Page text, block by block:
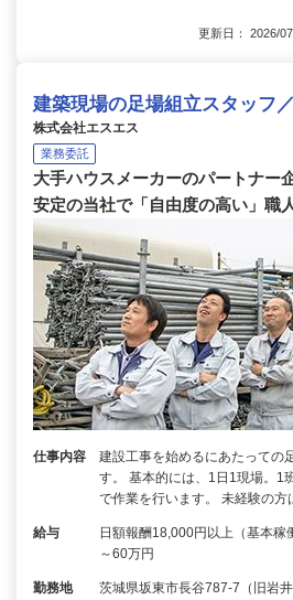
更新日： 2026/
建築現場の足場組立スタッフ
株式会社エスエス
業務委託
大手ハウスメーカーのパートナー
安定の当社で「自由度の高い」職
仕事内容
建設工事を始めるにあたっての
す。 基本的には、1日1現場。1
で作業を行います。 未経験の方
給与
日額報酬18,000円以上（基本
～60万円
勤務地
茨城県坂東市長谷787-7（旧岩